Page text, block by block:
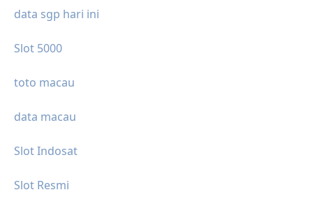
data sgp hari ini
Slot 5000
toto macau
data macau
Slot Indosat
Slot Resmi